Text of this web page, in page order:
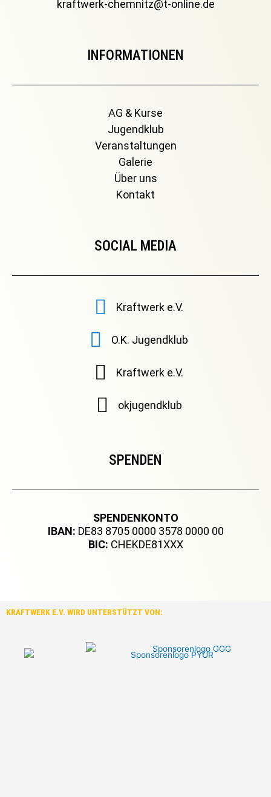
kraftwerk-chemnitz@t-online.de
INFORMATIONEN
AG & Kurse
Jugendklub
Veranstaltungen
Galerie
Über uns
Kontakt
SOCIAL MEDIA
Kraftwerk e.V.
O.K. Jugendklub
Kraftwerk e.V.
okjugendklub
SPENDEN
SPENDENKONTO
IBAN: DE83 8705 0000 3578 0000 00
BIC: CHEKDE81XXX
KRAFTWERK E.V. WIRD UNTERSTÜTZT VON: